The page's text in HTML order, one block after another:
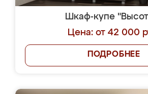
Шкаф-купе
Цена: от 42 000
ПОДРОБНЕЕ